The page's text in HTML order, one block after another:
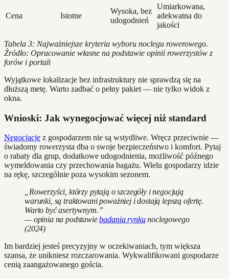
Cena Istotne
Wysoka, bez
udogodnień
Umiarkowana,
adekwatna do
jakości
Tabela 3: Najważniejsze kryteria wyboru noclegu rowerowego.
Źródło: Opracowanie własne na podstawie opinii rowerzystów z
forów i portali
Wyjątkowe lokalizacje bez infrastruktury nie sprawdzą się na
dłuższą metę. Warto zadbać o pełny pakiet — nie tylko widok z
okna.
Wnioski: Jak wynegocjować więcej niż standard
Negocjacje z gospodarzem nie są wstydliwe. Wręcz przeciwnie —
świadomy rowerzysta dba o swoje bezpieczeństwo i komfort. Pytaj
o rabaty dla grup, dodatkowe udogodnienia, możliwość późnego
wymeldowania czy przechowania bagażu. Wielu gospodarzy idzie
na rękę, szczególnie poza wysokim sezonem.
„Rowerzyści, którzy pytają o szczegóły i negocjują
warunki, są traktowani poważniej i dostają lepszą ofertę.
Warto być asertywnym.”
— opinia na podstawiebadania rynkunoclegowego
(2024)
Im bardziej jesteś precyzyjny w oczekiwaniach, tym większa
szansa, że unikniesz rozczarowania. Wykwalifikowani gospodarze
cenią zaangażowanego gościa.